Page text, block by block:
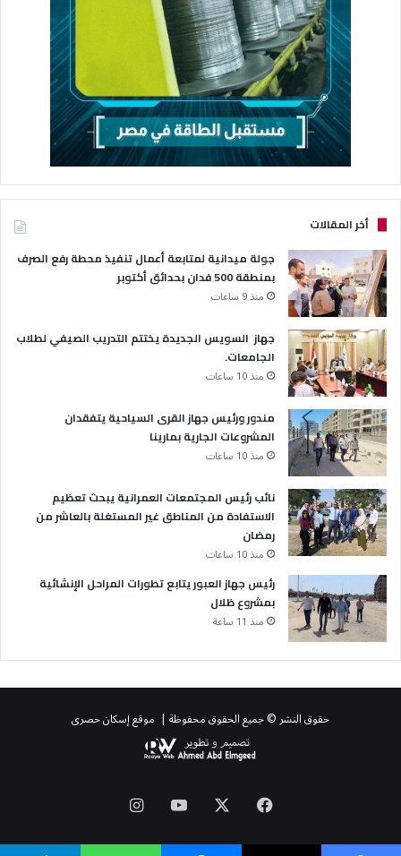
أخر المقالات
جولة ميدانية لمتابعة أعمال تنفيذ محطة رفع الصرف
بمنطقة 500 فدان بحدائق أكتوبر
منذ 9 ساعات
جهاز السويس الجديدة يختتم التدريب الصيفي لطلاب
الجامعات.
منذ 10 ساعات
مندور ورئيس جهاز القرى السياحية يتفقدان
المشروعات الجارية بمارينا
منذ 10 ساعات
نائب رئيس المجتمعات العمرانية يبحث تعظيم
الاستفادة من المناطق غير المستغلة بالعاشر من
رمضان
منذ 10 ساعات
رئيس جهاز العبور يتابع تطورات المراحل الإنشائية
بمشروع ظلال
منذ 11 ساعة
حقوق النشر © جميع الحقوق محفوظة | موقع إسكان حصرى
فيسبوك ‫YouTube